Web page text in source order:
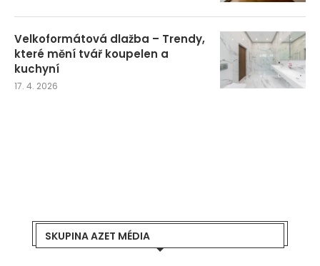
Velkoformátová dlažba – Trendy,
které mění tvář koupelen a
kuchyní
17. 4. 2026
SKUPINA AZET MÉDIA